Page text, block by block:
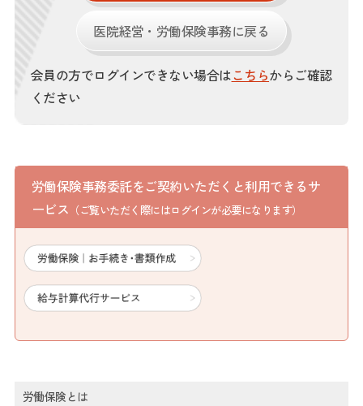
医院経営・労働保険事務に戻る
会員の方でログインできない場合はこちらからご確認
ください
労働保険事務委託をご契約いただくと利用できるサ
ービス （ご覧いただく際にはログインが必要になります）
労働保険とは